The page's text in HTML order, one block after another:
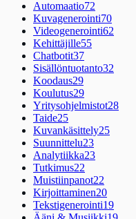
Automaatio72
Kuvagenerointi70
Videogenerointi62
Kehittäjille55
Chatbotit37
Sisällöntuotanto32
Koodaus29
Koulutus29
Yritysohjelmistot28
Taide25
Kuvankäsittely25
Suunnittelu23
Analytiikka23
Tutkimus22
Muistiinpanot22
Kirjoittaminen20
Tekstigenerointi19